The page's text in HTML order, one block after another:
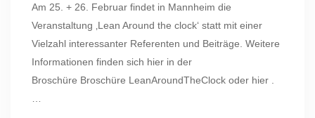
Am 25. + 26. Februar findet in Mannheim die
Veranstaltung ‚Lean Around the clock‘ statt mit einer
Vielzahl interessanter Referenten und Beiträge. Weitere
Informationen finden sich hier in der
Broschüre Broschüre LeanAroundTheClock oder hier .